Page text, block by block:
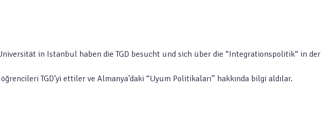
in Istanbul haben die TGD besucht und sich über die “Integrationspolitik“ in der
TGD’yi ettiler ve Almanya’daki “Uyum Politikaları” hakkında bilgi aldılar.